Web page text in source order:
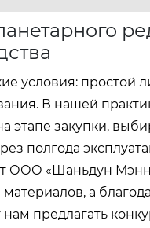
условия: простой
В нашей
этапе закупки,
полгода
ООО «Шаньдун
а
предлагать